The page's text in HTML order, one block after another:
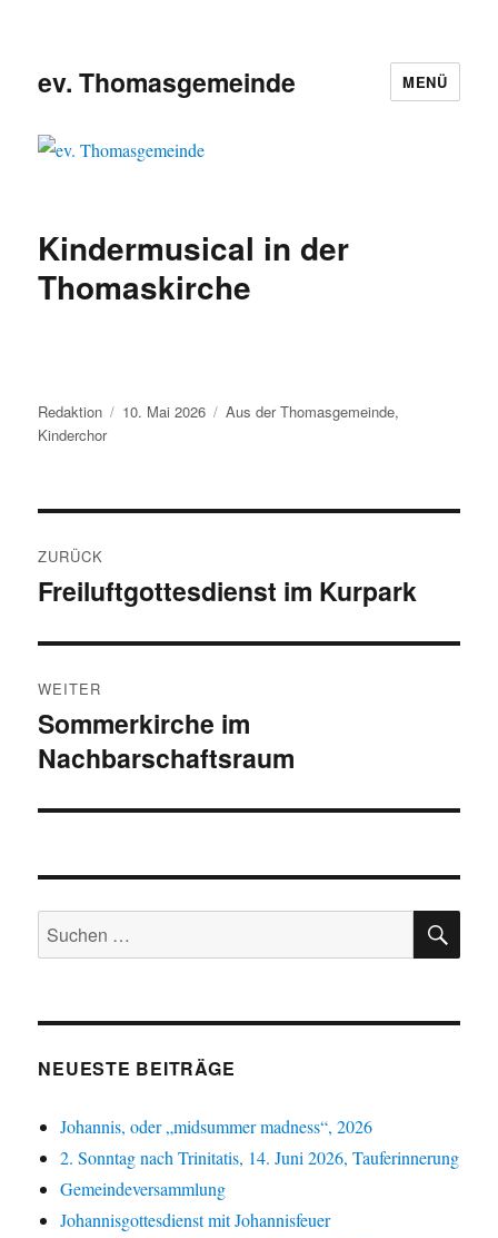
ev. Thomasgemeinde MENÜ
Kindermusical in der
Thomaskirche
Autor
Redaktion
Veröffentlicht
10. Mai 2026 Kategorien
Aus der Thomasgemeinde,
Kinderchor
ZURÜCK
Vorheriger
Freiluftgottesdienst im Kurpark
WEITER
Nächster
Beitrag:
Sommerkirche im
Nachbarschaftsraum
Suchen
nach:
NEUESTE BEITRÄGE
Johannis, oder „midsummer madness“, 2026
2. Sonntag nach Trinitatis, 14. Juni 2026, Tauferinnerung
Gemeindeversammlung
Johannisgottesdienst mit Johannisfeuer